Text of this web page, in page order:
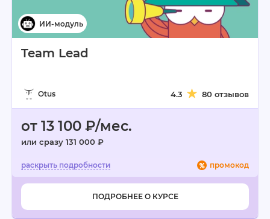
Team Lead
Otus 4.3 80 отзывов
от 13 100 ₽/мес.
или сразу 131 000 ₽
промокод
ПОДРОБНЕЕ О КУРСЕ